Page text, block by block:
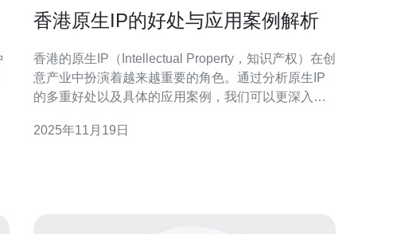
香港原生IP的好处与应用案例解析
香港的原生IP（Intellectual Property，知识产权）在创
意产业中扮演着越来越重要的角色。通过分析原生IP
的多重好处以及具体的应用案例，我们可以更深入地
篇文章将为您揭示原生IP的魅力所在。 香港的原生IP
2025年11月19日